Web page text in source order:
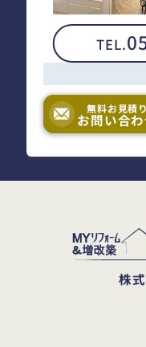
TEL.
無料お見積り
お問い合
株